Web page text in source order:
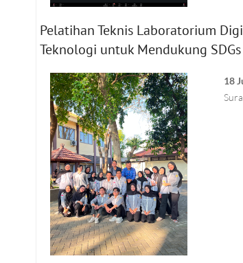
Pelatihan Teknis Laboratorium
Teknologi untuk Mendukung
18